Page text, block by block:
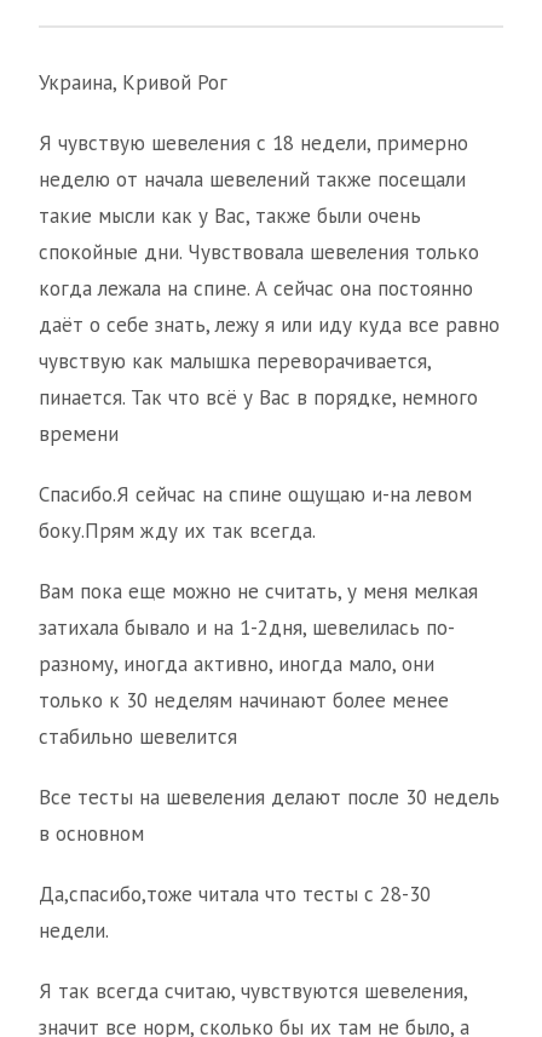
Украина, Кривой Рог
Я чувствую шевеления с 18 недели, примерно
неделю от начала шевелений также посещали
такие мысли как у Вас, также были очень
спокойные дни. Чувствовала шевеления только
когда лежала на спине. А сейчас она постоянно
даёт о себе знать, лежу я или иду куда все равно
чувствую как малышка переворачивается,
пинается. Так что всё у Вас в порядке, немного
времени
Спасибо.Я сейчас на спине ощущаю и-на левом
боку.Прям жду их так всегда.
Вам пока еще можно не считать, у меня мелкая
затихала бывало и на 1-2дня, шевелилась по-
разному, иногда активно, иногда мало, они
только к 30 неделям начинают более менее
стабильно шевелится
Все тесты на шевеления делают после 30 недель
в основном
Да,спасибо,тоже читала что тесты с 28-30
недели.
Я так всегда считаю, чувствуются шевеления,
значит все норм, сколько бы их там не было, а